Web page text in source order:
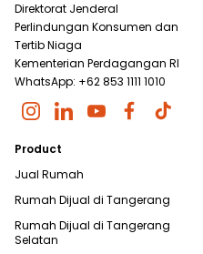
Direktorat Jenderal
Perlindungan Konsumen dan
Tertib Niaga
Kementerian Perdagangan RI
WhatsApp: +62 853 1111 1010
Product
Jual Rumah
Rumah Dijual di Tangerang
Rumah Dijual di Tangerang
Selatan